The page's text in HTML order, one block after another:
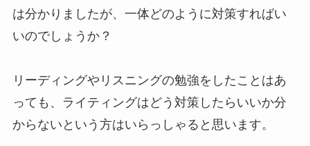
は分かりましたが、一体どのように対策すればい
いのでしょうか？
リーディングやリスニングの勉強をしたことはあ
っても、ライティングはどう対策したらいいか分
からないという方はいらっしゃると思います。